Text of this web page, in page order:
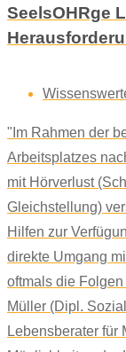
SeelsOHRge
"Im Rahmen der
Arbeitsplatzes
mit Hörverlust
Gleichstellung)
Hilfen zur
direkte Umgang
oftmals die
Müller (Dipl.
Lebensberater für